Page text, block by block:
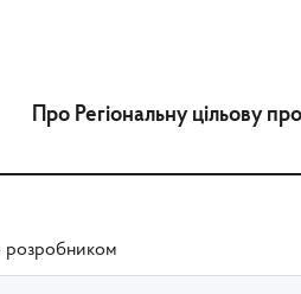
Про Регіональну цільову
розробником